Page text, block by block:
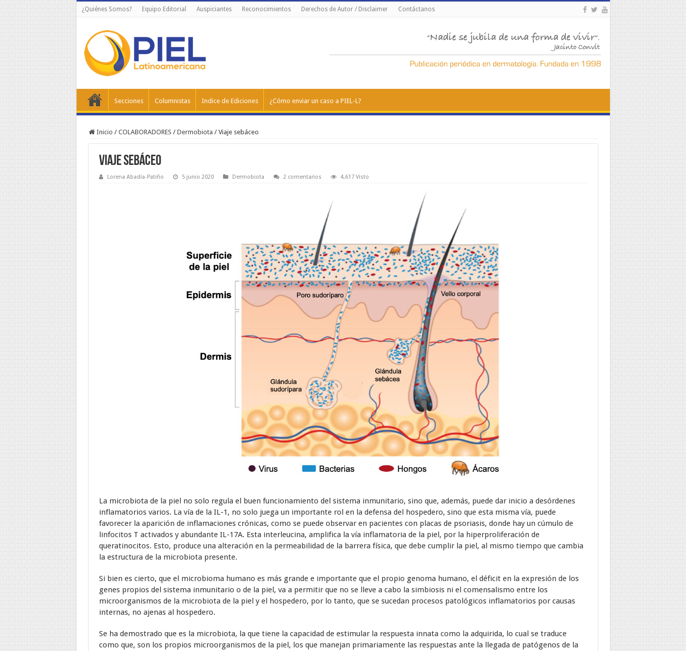
¿Quiénes Somos? Equipo Editorial Auspiciantes Reconocimientos Derechos de Autor / Disclaimer Contáctanos
Secciones Columnistas Indice de Ediciones ¿Cómo enviar un caso a PIEL-L?
Inicio / COLABORADORES / Dermobiota / Viaje sebáceo
Viaje sebáceo
Lorena Abadía-Patiño 5 junio 2020 Dermobiota 2 comentarios 4,617 Visto
La microbiota de la piel no solo regula el buen funcionamiento del sistema inmunitario, sino que, además, puede dar inicio a desórdenes
inflamatorios varios. La vía de la IL-1, no solo juega un importante rol en la defensa del hospedero, sino que esta misma vía, puede
favorecer la aparición de inflamaciones crónicas, como se puede observar en pacientes con placas de psoriasis, donde hay un cúmulo de
linfocitos T activados y abundante IL-17A. Esta interleucina, amplifica la vía inflamatoria de la piel, por la hiperproliferación de
queratinocitos. Esto, produce una alteración en la permeabilidad de la barrera física, que debe cumplir la piel, al mismo tiempo que cambia
la estructura de la microbiota presente.
Si bien es cierto, que el microbioma humano es más grande e importante que el propio genoma humano, el déficit en la expresión de los
genes propios del sistema inmunitario o de la piel, va a permitir que no se lleve a cabo la simbiosis ni el comensalismo entre los
microorganismos de la microbiota de la piel y el hospedero, por lo tanto, que se sucedan procesos patológicos inflamatorios por causas
internas, no ajenas al hospedero.
Se ha demostrado que es la microbiota, la que tiene la capacidad de estimular la respuesta innata como la adquirida, lo cual se traduce
como que, son los propios microorganismos de la piel, los que manejan primariamente las respuestas ante la llegada de patógenos de la